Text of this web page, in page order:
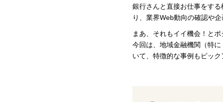
銀行さんと直接お仕事をす
り、業界Web動向の確認や
まあ、それもイイ機会！と
今回は、地域金融機関（特
いて、特徴的な事例もピッ